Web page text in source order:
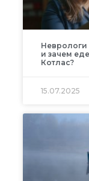
Неврологи
и зачем
Котлас?
15.07.2025